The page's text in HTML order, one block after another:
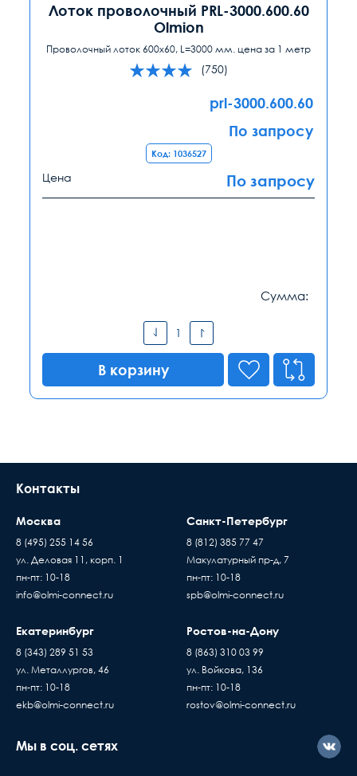
Лоток проволочный PRL-3000.600.60
Olmion
Проволочный лоток 600x60, L=3000 мм. цена за 1 метр
(750)
prl-3000.600.60
По запросу
Код: 1036527
Цена По запросу
Сумма:
В корзину
Контакты
Москва
8 (495) 255 14 56
ул. Деловая 11, корп. 1
пн-пт: 10-18
info@olmi-connect.ru
Санкт-Петербург
8 (812) 385 77 47
Макулатурный пр-д, 7
пн-пт: 10-18
spb@olmi-connect.ru
Екатеринбург
8 (343) 289 51 53
ул. Металлургов, 46
пн-пт: 10-18
ekb@olmi-connect.ru
Ростов-на-Дону
8 (863) 310 03 99
ул. Войкова, 136
пн-пт: 10-18
rostov@olmi-connect.ru
Мы в соц. сетях